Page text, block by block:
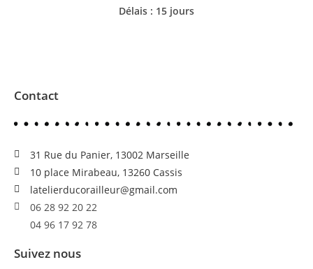
Délais : 15 jours
Contact
31 Rue du Panier, 13002 Marseille
10 place Mirabeau, 13260 Cassis
latelierducorailleur@gmail.com
06 28 92 20 22
04 96 17 92 78
Suivez nous